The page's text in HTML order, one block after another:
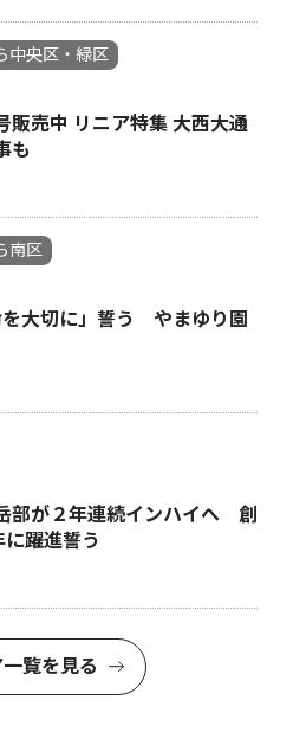
中央区・緑区
販売中 リニア特集 大西大通
も
南区
を大切に」誓う やまゆり園
部が２年連続インハイへ 創
躍進誓う
覧を見る